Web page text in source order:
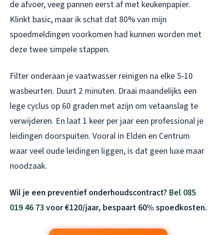
de afvoer, veeg pannen eerst af met keukenpapier.
Klinkt basic, maar ik schat dat 80% van mijn
spoedmeldingen voorkomen had kunnen worden met
deze twee simpele stappen.
Filter onderaan je vaatwasser reinigen na elke 5-10
wasbeurten. Duurt 2 minuten. Draai maandelijks een
lege cyclus op 60 graden met azijn om vetaanslag te
verwijderen. En laat 1 keer per jaar een professional je
leidingen doorspuiten. Vooral in Elden en Centrum
waar veel oude leidingen liggen, is dat geen luxe maar
noodzaak.
Wil je een preventief onderhoudscontract? Bel 085
019 46 73 voor €120/jaar, bespaart 60% spoedkosten.